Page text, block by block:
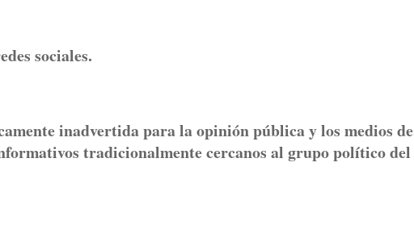
sociales.
inadvertida para la opinión pública y los medios de
tradicionalmente cercanos al grupo político del